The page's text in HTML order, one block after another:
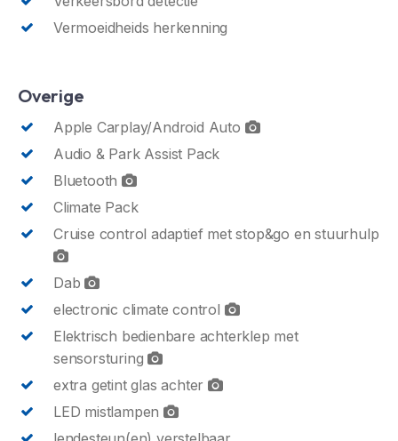
Vermoeidheids herkenning
Overige
Apple Carplay/Android Auto
Audio & Park Assist Pack
Bluetooth
Climate Pack
Cruise control adaptief met stop&go en stuurhulp
Dab
electronic climate control
Elektrisch bedienbare achterklep met
sensorsturing
extra getint glas achter
LED mistlampen